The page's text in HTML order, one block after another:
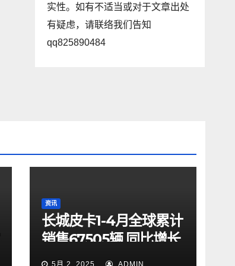
实性。如有不适当或对于文章出处
有疑虑，请联络我们告知
qq825890484
资讯
长城皮卡1-4月全球累计
销售67505辆 同比增长
9.7% 蝉联中国皮卡销
5月 2, 2025 ADMIN